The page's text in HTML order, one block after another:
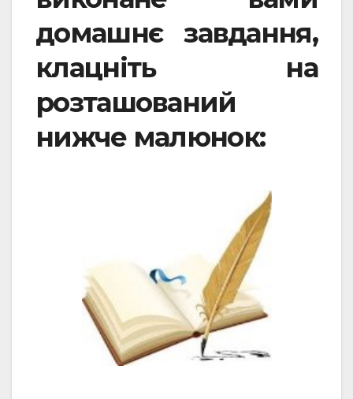
домашнє завдання,
клацніть на
розташований
нижче малюнок: